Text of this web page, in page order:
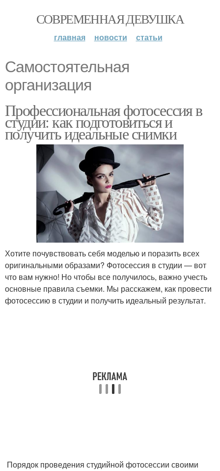
СОВРЕМЕННАЯ ДЕВУШКА
главная новости статьи
Самостоятельная
организация
Профессиональная фотосессия в
студии: как подготовиться и
получить идеальные снимки
Хотите почувствовать себя моделью и поразить всех
оригинальными образами? Фотосессия в студии — вот
что вам нужно! Но чтобы все получилось, важно учесть
основные правила съемки. Мы расскажем, как провести
фотосессию в студии и получить идеальный результат.
Порядок проведения студийной фотосессии своими